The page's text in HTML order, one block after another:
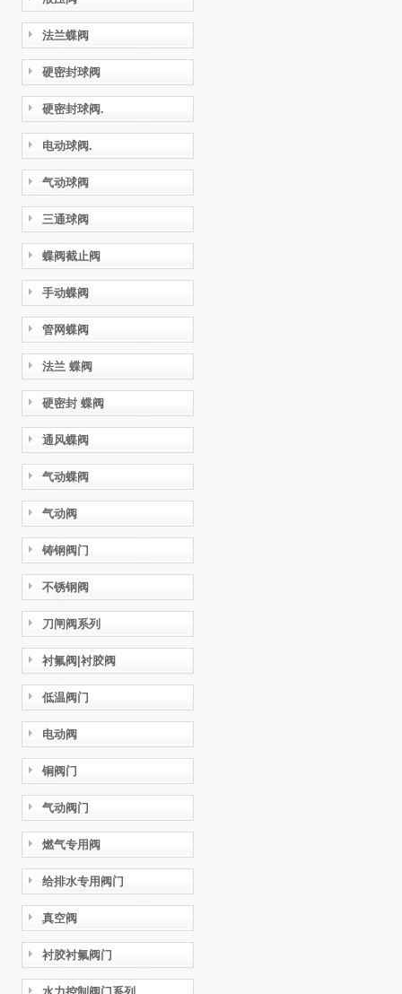
法兰蝶阀
硬密封球阀
硬密封球阀.
电动球阀.
气动球阀
三通球阀
蝶阀截止阀
手动蝶阀
管网蝶阀
法兰 蝶阀
硬密封 蝶阀
通风蝶阀
气动蝶阀
气动阀
铸钢阀门
不锈钢阀
刀闸阀系列
衬氟阀|衬胶阀
低温阀门
电动阀
铜阀门
气动阀门
燃气专用阀
给排水专用阀门
真空阀
衬胶衬氟阀门